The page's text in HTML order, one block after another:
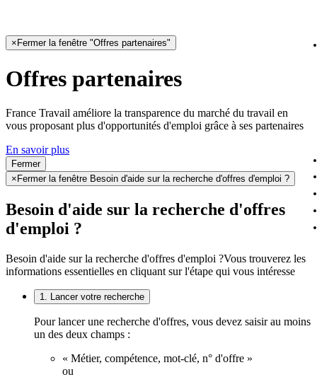
× Fermer la fenêtre "Offres partenaires"
Offres partenaires
France Travail améliore la transparence du marché du travail en
vous proposant plus d'opportunités d'emploi grâce à ses partenaires
En savoir plus
Fermer
× Fermer la fenêtre Besoin d'aide sur la recherche d'offres d'emploi ?
Besoin d'aide sur la recherche d'offres
d'emploi ?
Besoin d'aide sur la recherche d'offres d'emploi ?Vous trouverez les
informations essentielles en cliquant sur l'étape qui vous intéresse
1. Lancer votre recherche
Pour lancer une recherche d'offres, vous devez saisir au moins
un des deux champs :
« Métier, compétence, mot-clé, n° d'offre »
ou